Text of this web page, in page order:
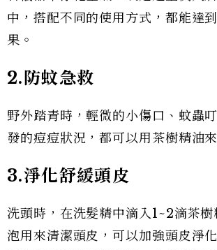
中，搭配不同的使用方式，都能達
果。
2.防蚊急救
野外踏青時，輕微的小傷口、蚊蟲
發的痘痘狀況，都可以用茶樹精油
3.淨化舒緩頭皮
洗頭時，在洗髮精中滴入1~2滴茶
泡用來清潔頭皮，可以加強頭皮淨